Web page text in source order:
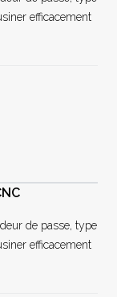
efficacement
de passe, type
efficacement